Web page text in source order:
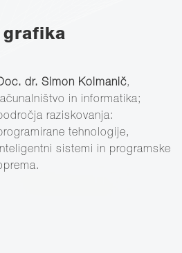
grafika
dr. Simon Kolmanič,
in informatika;
raziskovanja:
tehnologije,
sistemi in programske